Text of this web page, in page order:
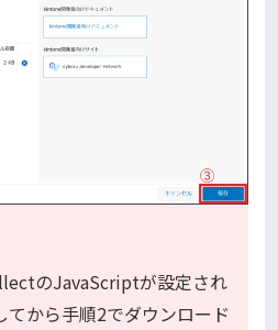
のJavaScriptが設定され
から手順2でダウンロード